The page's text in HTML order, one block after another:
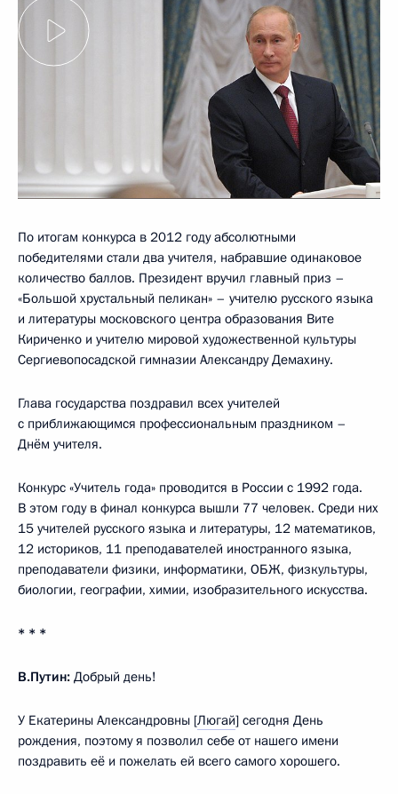
По итогам конкурса в 2012 году абсолютными
победителями стали два учителя, набравшие одинаковое
количество баллов. Президент вручил главный приз –
«Большой хрустальный пеликан» – учителю русского языка
и литературы московского центра образования Вите
Кириченко и учителю мировой художественной культуры
Сергиевопосадской гимназии Александру Демахину.
Глава государства поздравил всех учителей
с приближающимся профессиональным праздником –
Днём учителя.
Конкурс «Учитель года» проводится в России с 1992 года.
В этом году в финал конкурса вышли 77 человек. Среди них
15 учителей русского языка и литературы, 12 математиков,
12 историков, 11 преподавателей иностранного языка,
преподаватели физики, информатики, ОБЖ, физкультуры,
биологии, географии, химии, изобразительного искусства.
* * *
В.Путин: Добрый день!
У Екатерины Александровны [Люгай] сегодня День
рождения, поэтому я позволил себе от нашего имени
поздравить её и пожелать ей всего самого хорошего.